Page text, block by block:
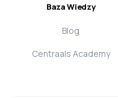
Baza Wiedzy
Blog
Centraals Academy